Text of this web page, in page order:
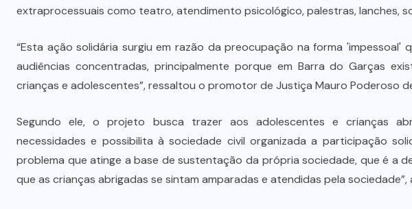
extraprocessuais como teatro, atendimento psicológico, palestras, lanches,
“Esta ação solidária surgiu em razão da preocupação na forma 'impessoal'
audiências concentradas, principalmente porque em Barra do Garças
crianças e adolescentes”, ressaltou o promotor de Justiça Mauro Poderoso
Segundo ele, o projeto busca trazer aos adolescentes e crianças
necessidades e possibilita à sociedade civil organizada a participação
problema que atinge a base de sustentação da própria sociedade, que é a
que as crianças abrigadas se sintam amparadas e atendidas pela sociedade”,